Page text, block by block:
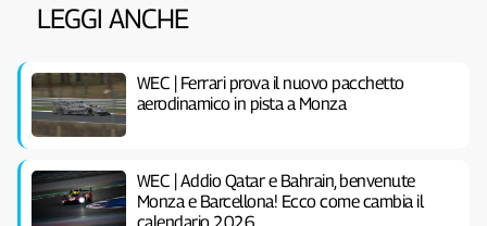
LEGGI ANCHE
WEC | Ferrari prova il nuovo pacchetto
aerodinamico in pista a Monza
WEC | Addio Qatar e Bahrain, benvenute
Monza e Barcellona! Ecco come cambia il